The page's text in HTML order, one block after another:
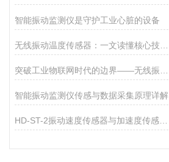
智能振动监测仪是守护工业心脏的设备
智能振动监测仪传感与数据采集原理详解